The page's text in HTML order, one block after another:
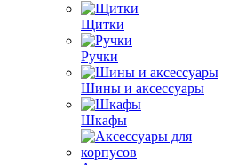
Щитки
Ручки
Шины и аксессуары
Шкафы